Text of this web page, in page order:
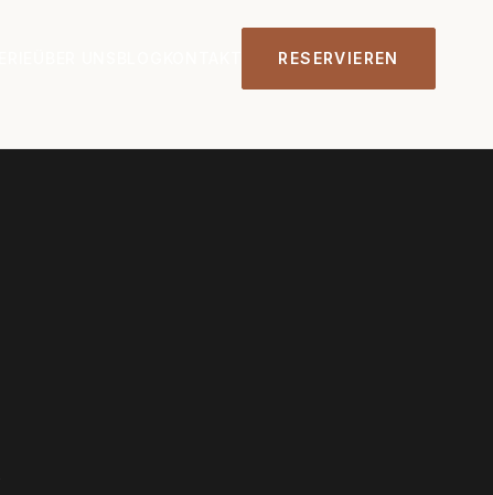
RESERVIEREN